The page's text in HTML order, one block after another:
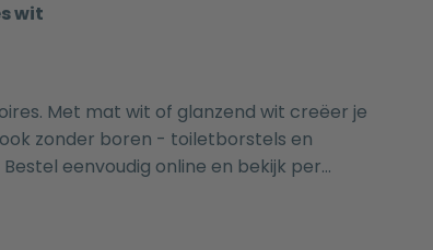
wit
Met mat wit of glanzend wit creëer je
zonder boren - toiletborstels en
eenvoudig online en bekijk per